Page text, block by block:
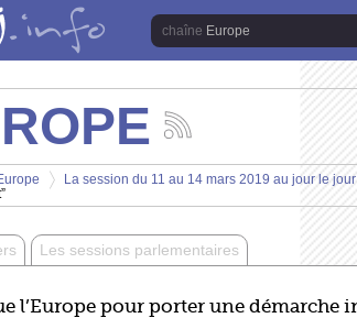
Europe
les
actualités
la
Europe
La session du 11 au 14 mars 2019 au jour le jour
Les sessions parlementaires
l’Europe pour porter une